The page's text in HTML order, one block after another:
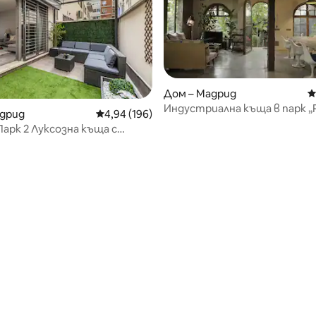
5, 54 отзива
Средна оценка: 4,94 от 5, 196 отзива
4,94 (196)
2 Луксозна къща с
Дом – Мадрид
Индустриална къща в парк